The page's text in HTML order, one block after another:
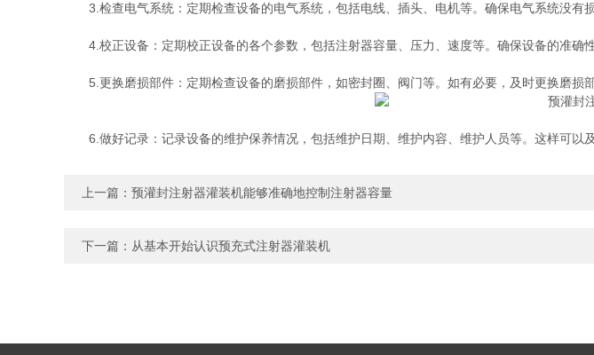
3.检查电气系统：定期检查设备的电气系统，包括电线、插头、电机等。确保电气系统没有损
4.校正设备：定期校正设备的各个参数，包括注射器容量、压力、速度等。确保设备的准确性
5.更换磨损部件：定期检查设备的磨损部件，如密封圈、阀门等。如有必要，及时更换磨损部
6.做好记录：记录设备的维护保养情况，包括维护日期、维护内容、维护人员等。这样可以
上一篇： 预灌封注射器灌装机能够准确地控制注射器容量
下一篇： 从基本开始认识预充式注射器灌装机